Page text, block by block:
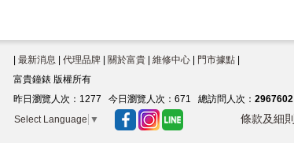
最新消息 代理品牌| 關於富貴| 維修中心| 門市據點|
富貴鐘錶 版權所有
昨日瀏覽人次： 1277 今日瀏覽人次： 671 總訪問人次： 2967602
Select Language ▼ 條款及細則